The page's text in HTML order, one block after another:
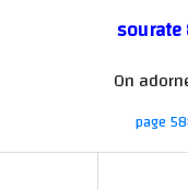
sourate
On
page